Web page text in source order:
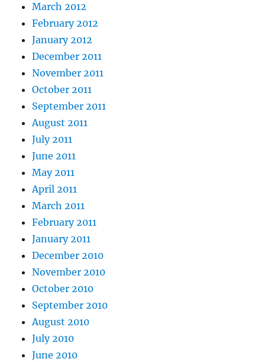
March 2012
February 2012
January 2012
December 2011
November 2011
October 2011
September 2011
August 2011
July 2011
June 2011
May 2011
April 2011
March 2011
February 2011
January 2011
December 2010
November 2010
October 2010
September 2010
August 2010
July 2010
June 2010